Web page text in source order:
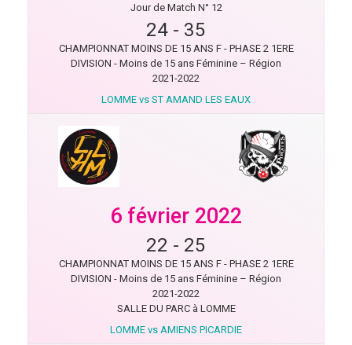
Jour de Match N° 12
24 - 35
CHAMPIONNAT MOINS DE 15 ANS F - PHASE 2 1ERE
DIVISION - Moins de 15 ans Féminine – Région
2021-2022
LOMME vs ST AMAND LES EAUX
6 février 2022
22 - 25
CHAMPIONNAT MOINS DE 15 ANS F - PHASE 2 1ERE
DIVISION - Moins de 15 ans Féminine – Région
2021-2022
SALLE DU PARC à LOMME
LOMME vs AMIENS PICARDIE